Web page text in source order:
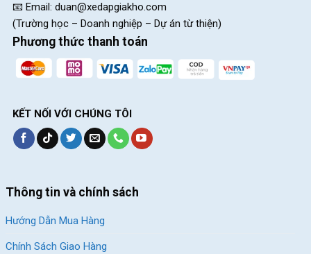
📧 Email: duan@xedapgiakho.com
(Trường học – Doanh nghiệp – Dự án từ thiện)
Phương thức thanh toán
KẾT NỐI VỚI CHÚNG TÔI
Thông tin và chính sách
Hướng Dẫn Mua Hàng
Chính Sách Giao Hàng